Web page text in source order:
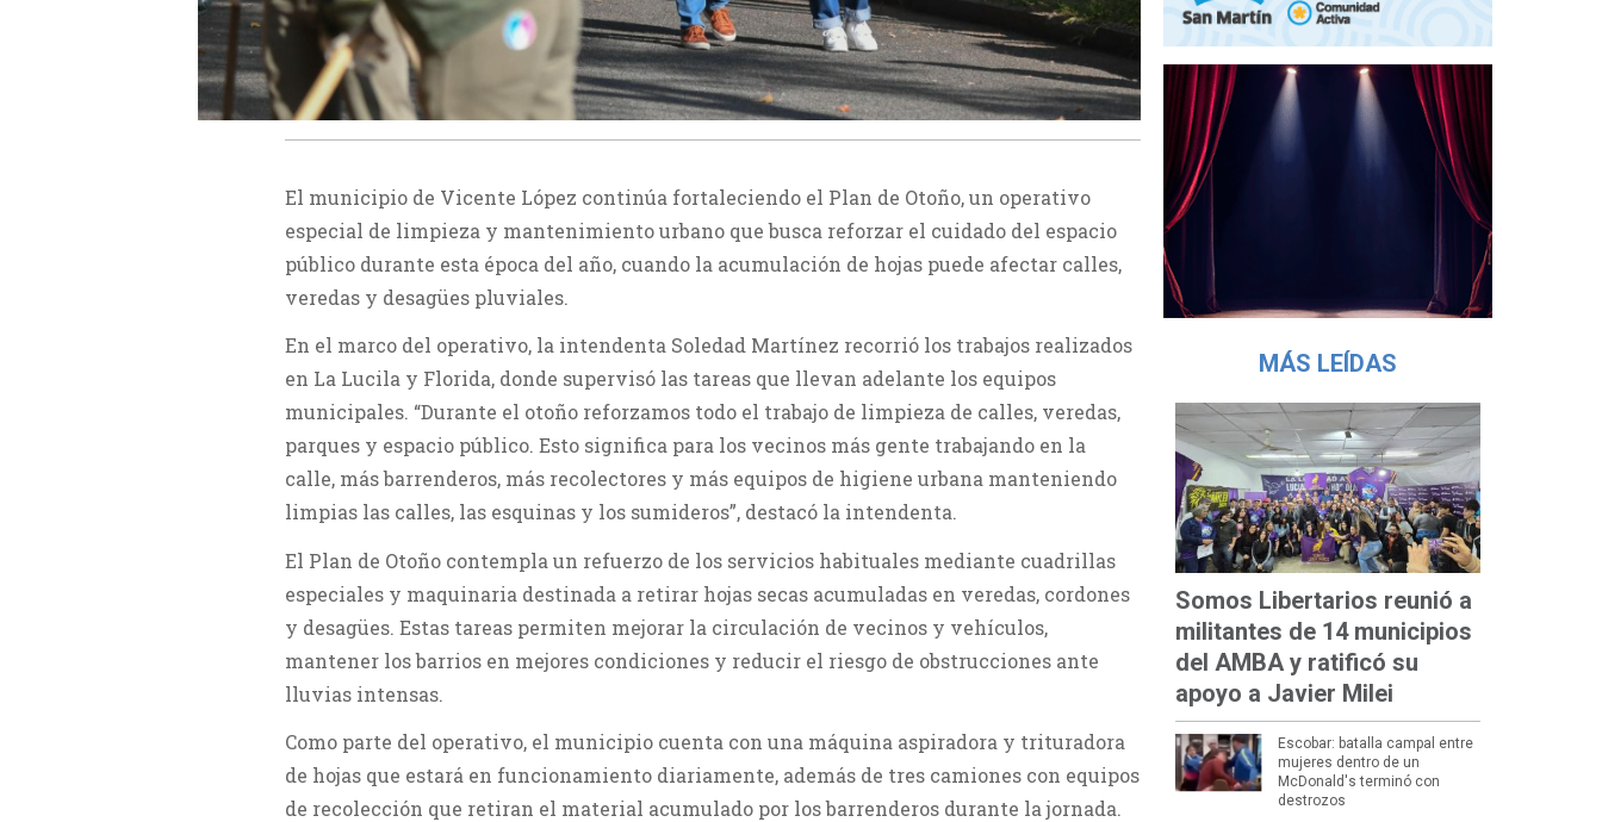
El municipio de Vicente López continúa fortaleciendo el Plan de Otoño, un operativo
especial de limpieza y mantenimiento urbano que busca reforzar el cuidado del espacio
público durante esta época del año, cuando la acumulación de hojas puede afectar calles,
veredas y desagües pluviales.
En el marco del operativo, la intendenta Soledad Martínez recorrió los trabajos realizados
en La Lucila y Florida, donde supervisó las tareas que llevan adelante los equipos
municipales. “Durante el otoño reforzamos todo el trabajo de limpieza de calles, veredas,
parques y espacio público. Esto significa para los vecinos más gente trabajando en la
calle, más barrenderos, más recolectores y más equipos de higiene urbana manteniendo
limpias las calles, las esquinas y los sumideros”, destacó la intendenta.
El Plan de Otoño contempla un refuerzo de los servicios habituales mediante cuadrillas
especiales y maquinaria destinada a retirar hojas secas acumuladas en veredas, cordones
y desagües. Estas tareas permiten mejorar la circulación de vecinos y vehículos,
mantener los barrios en mejores condiciones y reducir el riesgo de obstrucciones ante
lluvias intensas.
Como parte del operativo, el municipio cuenta con una máquina aspiradora y trituradora
de hojas que estará en funcionamiento diariamente, además de tres camiones con equipos
de recolección que retiran el material acumulado por los barrenderos durante la jornada.
MÁS LEÍDAS
Somos Libertarios reunió a
militantes de 14 municipios
del AMBA y ratificó su
apoyo a Javier Milei
Escobar: batalla campal entre
mujeres dentro de un
McDonald's terminó con
destrozos